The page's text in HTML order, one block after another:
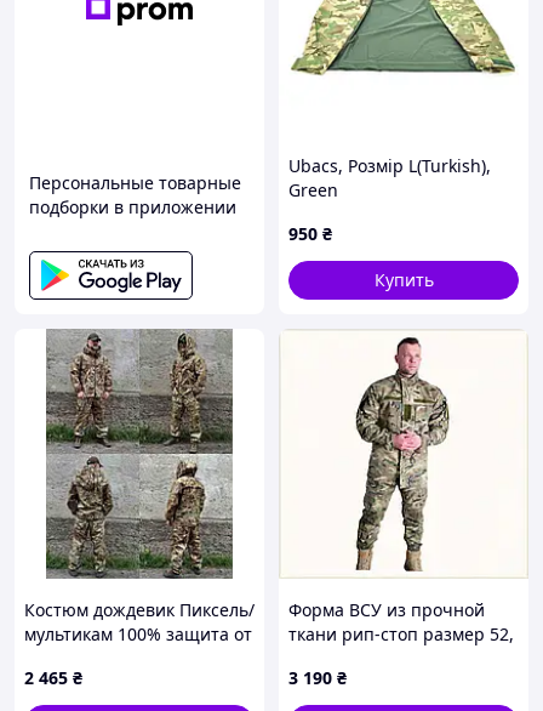
Персональные товарные
подборки в приложении
Ubacs, Розмір L(Turkish),
Green
950 ₴
Купить
Костюм дождевик Пиксель/
мультикам 100% защита от
2 465 ₴
Форма ВСУ из прочной
ткани рип-стоп размер 52,
3 190 ₴